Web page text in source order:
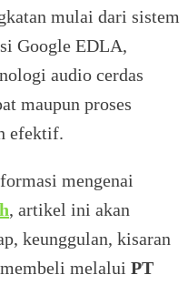
mulai dari sistem
Google EDLA,
audio cerdas
maupun proses
efektif.
mengenai
, artikel ini akan
keunggulan, kisaran
membeli melalui PT